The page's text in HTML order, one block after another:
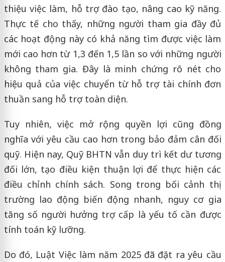
thiệu việc làm, hỗ trợ đào tạo, nâng cao kỹ năng.
Thực tế cho thấy, những người tham gia đầy đủ
các hoạt động này có khả năng tìm được việc làm
mới cao hơn từ 1,3 đến 1,5 lần so với những người
không tham gia. Đây là minh chứng rõ nét cho
hiệu quả của việc chuyển từ hỗ trợ tài chính đơn
thuần sang hỗ trợ toàn diện.
Tuy nhiên, việc mở rộng quyền lợi cũng đồng
nghĩa với yêu cầu cao hơn trong bảo đảm cân đối
quỹ. Hiện nay, Quỹ BHTN vẫn duy trì kết dư tương
đối lớn, tạo điều kiện thuận lợi để thực hiện các
điều chỉnh chính sách. Song trong bối cảnh thị
trường lao động biến động nhanh, nguy cơ gia
tăng số người hưởng trợ cấp là yếu tố cần được
tính toán kỹ lưỡng.
Do đó, Luật Việc làm năm 2025 đã đặt ra yêu cầu